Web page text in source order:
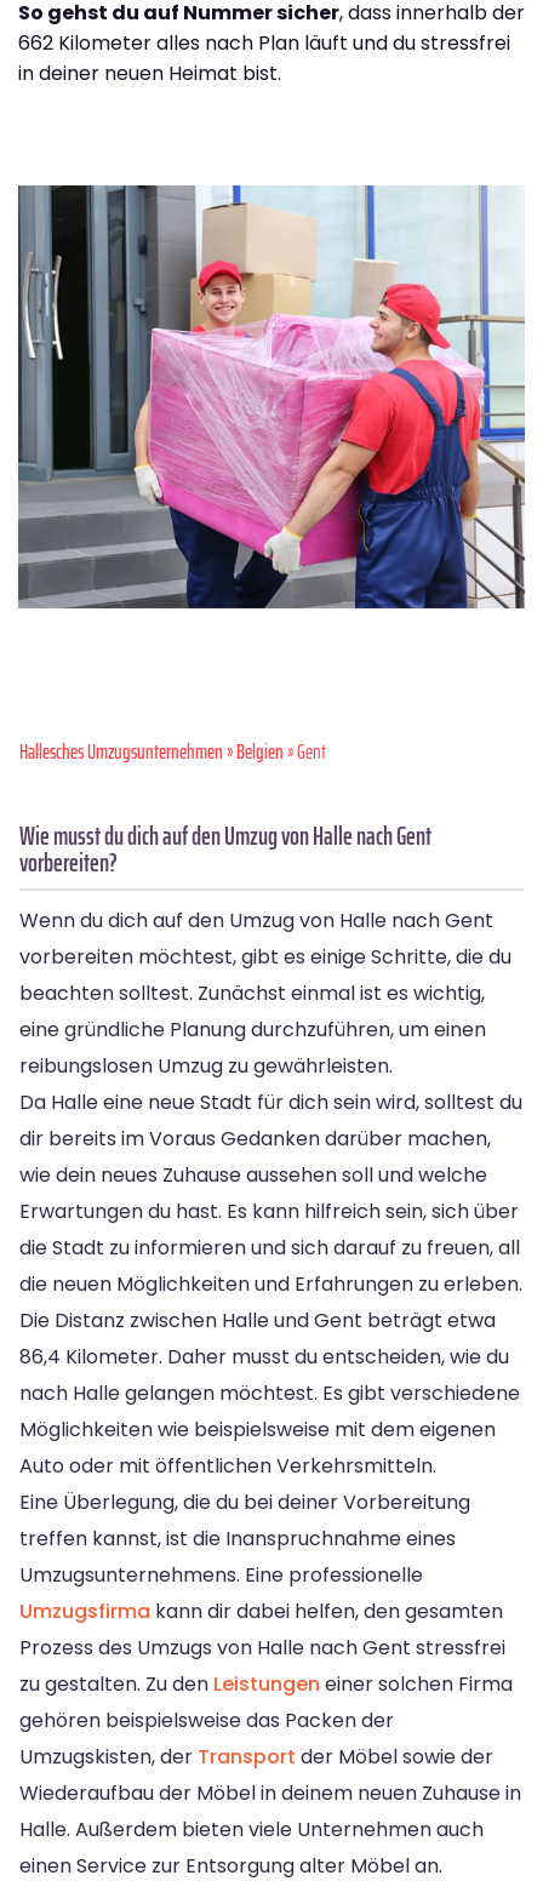
So gehst du auf Nummer sicher, dass innerhalb der
662 Kilometer alles nach Plan läuft und du stressfrei
in deiner neuen Heimat bist.
Hallesches Umzugsunternehmen»Belgien» Gent
Wie musst du dich auf den Umzug von Halle nach Gent
vorbereiten?
Wenn du dich auf den Umzug von Halle nach Gent
vorbereiten möchtest, gibt es einige Schritte, die du
beachten solltest. Zunächst einmal ist es wichtig,
eine gründliche Planung durchzuführen, um einen
reibungslosen Umzug zu gewährleisten.
Da Halle eine neue Stadt für dich sein wird, solltest du
dir bereits im Voraus Gedanken darüber machen,
wie dein neues Zuhause aussehen soll und welche
Erwartungen du hast. Es kann hilfreich sein, sich über
die Stadt zu informieren und sich darauf zu freuen, all
die neuen Möglichkeiten und Erfahrungen zu erleben.
Die Distanz zwischen Halle und Gent beträgt etwa
86,4 Kilometer. Daher musst du entscheiden, wie du
nach Halle gelangen möchtest. Es gibt verschiedene
Möglichkeiten wie beispielsweise mit dem eigenen
Auto oder mit öffentlichen Verkehrsmitteln.
Eine Überlegung, die du bei deiner Vorbereitung
treffen kannst, ist die Inanspruchnahme eines
Umzugsunternehmens. Eine professionelle
Umzugsfirma kann dir dabei helfen, den gesamten
Prozess des Umzugs von Halle nach Gent stressfrei
zu gestalten. Zu den Leistungen einer solchen Firma
gehören beispielsweise das Packen der
Umzugskisten, der Transport der Möbel sowie der
Wiederaufbau der Möbel in deinem neuen Zuhause in
Halle. Außerdem bieten viele Unternehmen auch
einen Service zur Entsorgung alter Möbel an.